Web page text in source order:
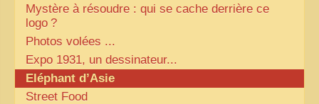
Mystère à résoudre : qui se cache derrière ce
logo ?
Photos volées ...
Expo 1931, un dessinateur...
Eléphant d’Asie
Street Food